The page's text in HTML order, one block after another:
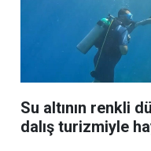
Su altının renkli
dalış turizmiyle